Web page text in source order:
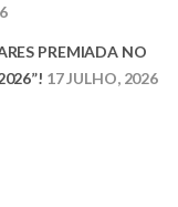
PREMIADA NO
17 JULHO, 2026